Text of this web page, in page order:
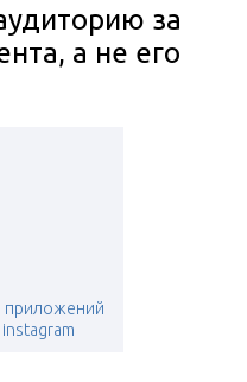
за
а не его
приложений